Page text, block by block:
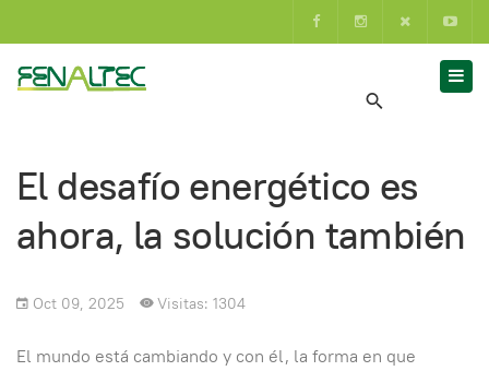
El desafío energético es
ahora, la solución también
Oct 09, 2025 Visitas: 1304
El mundo está cambiando y con él, la forma en que